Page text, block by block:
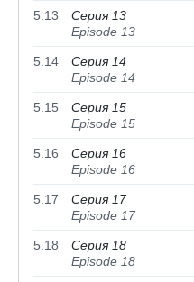
5.13
Серия 13
Episode 13
5.14
Серия 14
Episode 14
5.15
Серия 15
Episode 15
5.16
Серия 16
Episode 16
5.17
Серия 17
Episode 17
5.18
Серия 18
Episode 18